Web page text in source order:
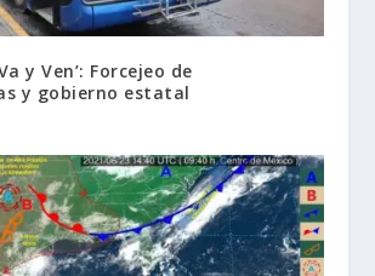
y Ven’: Forcejeo de
y gobierno estatal